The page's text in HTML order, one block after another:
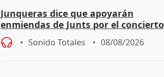
Junqueras dice que apoyarán
enmiendas de Junts por el concierto
en el trámite de financiación
Sonido Totales 08/08/2026